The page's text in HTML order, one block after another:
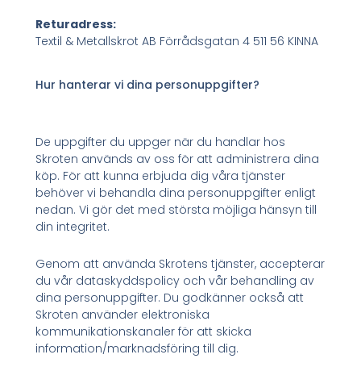
Returadress:
Textil & Metallskrot AB Förrådsgatan 4 511 56 KINNA
Hur hanterar vi dina personuppgifter?
De uppgifter du uppger när du handlar hos
Skroten används av oss för att administrera dina
köp. För att kunna erbjuda dig våra tjänster
behöver vi behandla dina personuppgifter enligt
nedan. Vi gör det med största möjliga hänsyn till
din integritet.
Genom att använda Skrotens tjänster, accepterar
du vår dataskyddspolicy och vår behandling av
dina personuppgifter. Du godkänner också att
Skroten använder elektroniska
kommunikationskanaler för att skicka
information/marknadsföring till dig.